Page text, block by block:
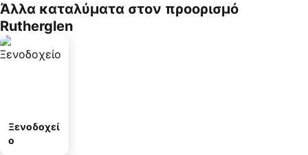
Άλλα καταλύματα στον προορισμό
Rutherglen
Ξενοδοχεί
ο